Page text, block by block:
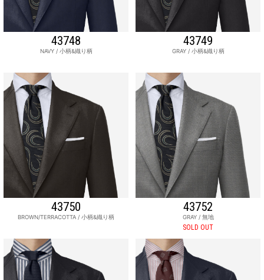
43748
NAVY / 小柄&織り柄
43749
GRAY / 小柄&織り柄
43750
BROWN/TERRACOTTA / 小柄&織り柄
43752
GRAY / 無地
SOLD OUT